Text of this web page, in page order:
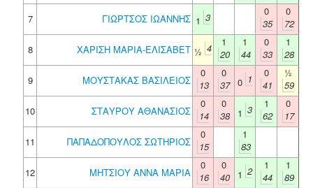
7
ΓΙΩΡΤΣΟΣ ΙΩΑΝΝΗΣ 1 3
0
35
0
72
8
ΧΑΡΙΣΗ ΜΑΡΙΑ-ΕΛΙΣΑΒΕΤ ½ 4
1
20
1
44
0
33
1
28
9
ΜΟΥΣΤΑΚΑΣ ΒΑΣΙΛΕΙΟΣ
0
13
0
37 0 1
0
41
½
59
10
ΣΤΑΥΡΟΥ ΑΘΑΝΑΣΙΟΣ
0
14
0
38
1 3
1
62
0
17
11
ΠΑΠΑΔΟΠΟΥΛΟΣ ΣΩΤΗΡΙΟΣ
0
15
1
83
12
ΜΗΤΣΙΟΥ ΑΝΝΑ ΜΑΡΙΑ
0
16
0
40
1 2
1
44
1
89